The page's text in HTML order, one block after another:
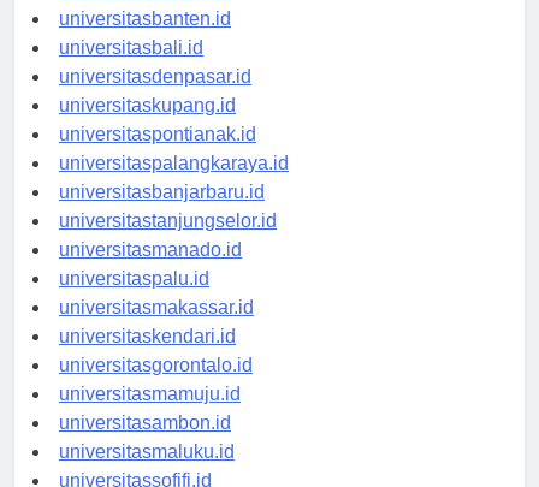
universitasserang.id
universitasbanten.id
universitasbali.id
universitasdenpasar.id
universitaskupang.id
universitaspontianak.id
universitaspalangkaraya.id
universitasbanjarbaru.id
universitastanjungselor.id
universitasmanado.id
universitaspalu.id
universitasmakassar.id
universitaskendari.id
universitasgorontalo.id
universitasmamuju.id
universitasambon.id
universitasmaluku.id